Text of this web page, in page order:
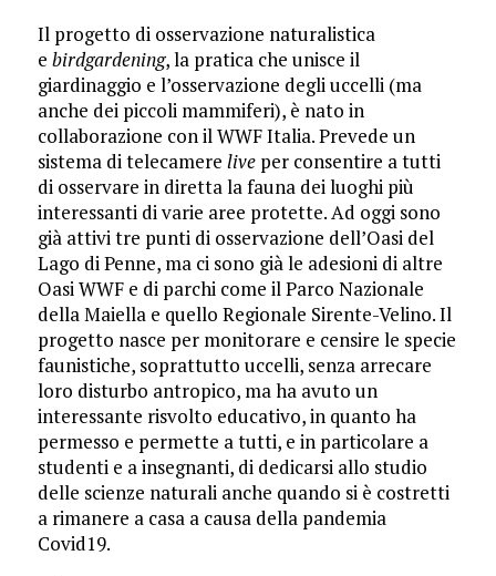
Il progetto di osservazione naturalistica
e birdgardening, la pratica che unisce il
giardinaggio e l’osservazione degli uccelli (ma
anche dei piccoli mammiferi), è nato in
collaborazione con il WWF Italia. Prevede un
sistema di telecamere liveper consentire a tutti
di osservare in diretta la fauna dei luoghi più
interessanti di varie aree protette. Ad oggi sono
già attivi tre punti di osservazione dell’Oasi del
Lago di Penne, ma ci sono già le adesioni di altre
Oasi WWF e di parchi come il Parco Nazionale
della Maiella e quello Regionale Sirente-Velino. Il
progetto nasce per monitorare e censire le specie
faunistiche, soprattutto uccelli, senza arrecare
loro disturbo antropico, ma ha avuto un
interessante risvolto educativo, in quanto ha
permesso e permette a tutti, e in particolare a
studenti e a insegnanti, di dedicarsi allo studio
delle scienze naturali anche quando si è costretti
a rimanere a casa a causa della pandemia
Covid19.